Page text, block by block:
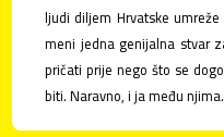
ljudi diljem Hrvatske
meni jedna genijalna stvar
pričati prije nego što se
biti. Naravno, i ja među njima.